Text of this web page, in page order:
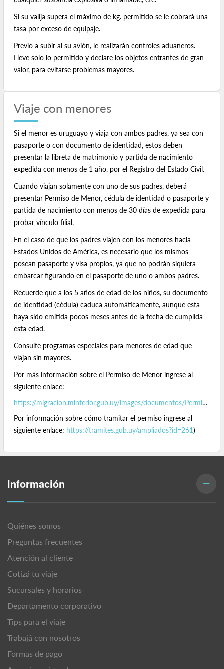
Si su valija supera el máximo de kg. permitido se le cobrará una
tasa por exceso de equipaje.
Previo a subir al su avión, le realizarán controles aduaneros.
Lleve solo lo permitido y declare los objetos entrantes de gran
valor, para evitarse problemas mayores.
Viaje con menores
Si el menor es uruguayo y viaja con ambos padres, ya sea con
pasaporte o con documento de identidad, estos deben
presentar la libreta de matrimonio y partida de nacimiento
expedida con menos de 1 año, por el Registro del Estado Civil.
Cuando viajan solamente con uno de sus padres, deberá
presentar Permiso de Menor, cédula de identidad o pasaporte y
partida de nacimiento con menos de 30 días de expedida para
probar vínculo filial.
En el caso de que los padres viajen con los menores hacia
Estados Unidos de América, es necesario que los mismos
posean pasaporte y visa propios, ya que no podrán siquiera
embarcar figurando en el pasaporte de uno o ambos padres.
Recuerde que a los 5 años de edad de los niños, su documento
de identidad (cédula) caduca automáticamente, aunque esta
haya sido emitida pocos meses antes de la fecha de cumplida
esta edad.
Consulte programas especiales para menores de edad que
viajan sin mayores.
Por más información sobre el Permiso de Menor ingrese al
siguiente enlace:
https://migracion.minterior.gub.uy/images/documentos/Permiso_para_menor_de_edad.pdf
Por información sobre cómo tramitar el permiso ingrese al
siguiente enlace: https://tramites.gub.uy/ampliados?id=261)
Información
Quiénes somos
Preguntas frecuentes
Atención al cliente
Cotizá tu viaje
Sucursales y horarios
Departamento corporativo
Tips para el viaje
Trabajá con nosotros
Formas de pago